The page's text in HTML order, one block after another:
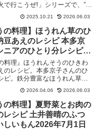
で行こうぜ!」シリーズで、”混
秋色ご飯”と題して、混ぜご
みご飯のレシピを披露！バタ
い味わいの炊き込みご飯。
21日
2025.10.21 2026.06.03
の料理】ほうれん草のひ
豆あえのレシピ 本多京
ニアのひとり分レシピ
月6日
料理』ほうれんそうのひきわ
のレシピ。本多京子さんのひ
ピ。鉄分豊富なほうれん草に
やミネラルが補えるひきわり納
。納豆のネバネバがほうれん
まろやかな副菜に。そのまま
かけても美味しい！「きょう
動企画私のおいしい処方せん
6日
2026.04.06 2026.06.03
の料理】夏野菜とお肉の
レシピ 土井善晴のふつ
しいもん2026年7月1日